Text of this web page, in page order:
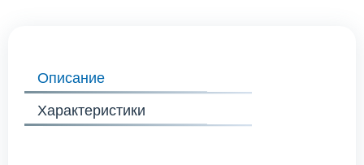
Описание
Характеристики